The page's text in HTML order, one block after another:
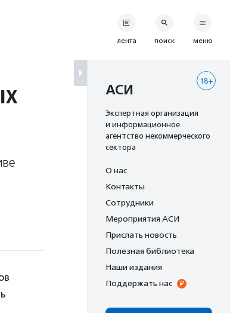
лента поиск меню
18+
АСИ
Экспертная организация
и информационное
агентство некоммерческого
сектора
О нас
Контакты
Сотрудники
Мероприятия АСИ
Прислать новость
Полезная библиотека
Наши издания
Поддержать нас